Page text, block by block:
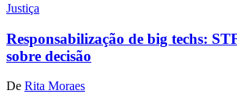
Justiça
Responsabilização de big techs:
sobre decisão
De Rita Moraes